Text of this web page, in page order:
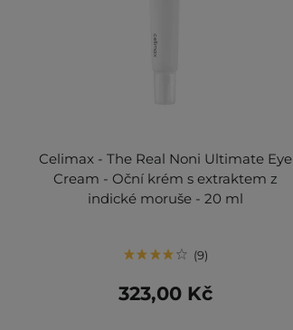
Celimax - The Real Noni Ultimate Eye
Cream - Oční krém s extraktem z
indické moruše - 20 ml
9
323,00 Kč